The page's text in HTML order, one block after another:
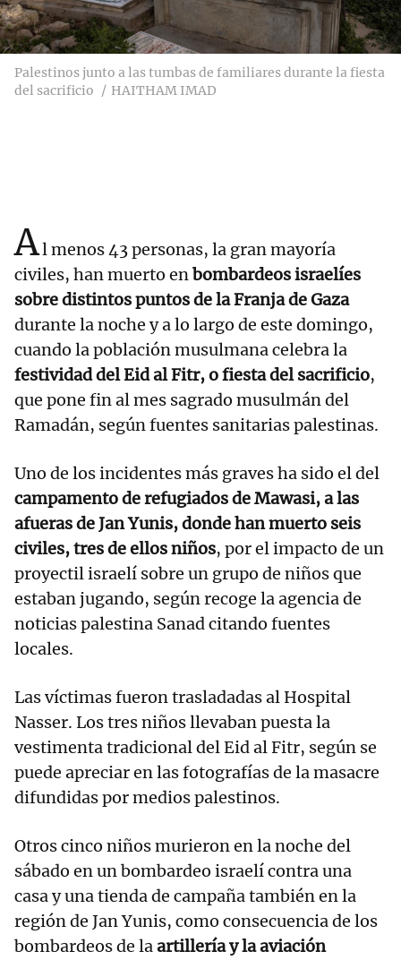
Palestinos junto a las tumbas de familiares durante la fiesta
del sacrificio
HAITHAM IMAD
Al menos 43 personas, la gran mayoría
civiles, han muerto enbombardeos israelíes
sobre distintos puntos de la Franja de Gaza
durante la noche y a lo largo de este domingo,
cuando la población musulmana celebra la
festividad del Eid al Fitr, o fiesta del sacrificio,
que pone fin al mes sagrado musulmán del
Ramadán, según fuentes sanitarias palestinas.
Uno de los incidentes más graves ha sido el del
campamento de refugiados de Mawasi, a las
afueras de Jan Yunis, donde han muerto seis
civiles, tres de ellos niños, por el impacto de un
proyectil israelí sobre un grupo de niños que
estaban jugando, según recoge la agencia de
noticias palestina Sanad citando fuentes
locales.
Las víctimas fueron trasladadas al Hospital
Nasser. Los tres niños llevaban puesta la
vestimenta tradicional del Eid al Fitr, según se
puede apreciar en las fotografías de la masacre
difundidas por medios palestinos.
Otros cinco niños murieron en la noche del
sábado en un bombardeo israelí contra una
casa y una tienda de campaña también en la
región de Jan Yunis, como consecuencia de los
bombardeos de laartillería y la aviación